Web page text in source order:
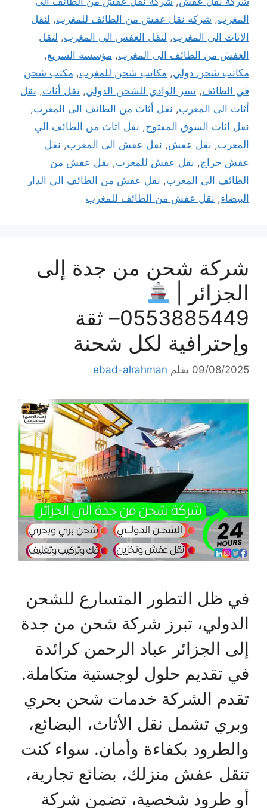
المغرب, شركة نقل عفش من الطائف للمغرب, لنقل
الاثاث الى المغرب, لنقل العفش الى المغرب, لنقل
العفش من الطائف الى المغرب, مؤسسة السريع,
مكاتب شحن دولي, مكاتب شحن للمغرب, مكتب شحن
في الطائف, نسر الوادي للشحن الدولي, نقل أثاث, نقل
أثاث الى المغرب, نقل أثاث من الطائف الى المغرب,
نقل اثاث السوق المفتوح, نقل اثاث من الطائف الي
المغرب, نقل عفش, نقل عفش الى المغرب, نقل
عفش حراج, نقل عفش للمغرب, نقل عفش من
الطائف الى المغرب, نقل عفش من الطائف الي الدار
البيضاء, نقل عفش من الطائف للمغرب
شركة شحن من جدة إلى
الجزائر |
0553885449– ثقة
وإحترافية لكل شحنة
09/08/2025 بقلم ebad-alrahman
في ظل التطور المتسارع للشحن
الدولي، تبرز شركة شحن من جدة
إلى الجزائر عباد الرحمن كرائدة
في تقديم حلول لوجستية متكاملة.
تقدم الشركة خدمات شحن بحري
وبري تشمل نقل الأثاث، البضائع،
والطرود بكفاءة وأمان. سواء كنت
تنقل عفش منزلك، بضائع تجارية،
أو طرود شخصية، تضمن شركة